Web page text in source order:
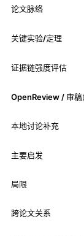
论文脉络
关键实验/定理
证据链强度评估
OpenReview / 审稿
本地讨论补充
主要启发
局限
跨论文关系